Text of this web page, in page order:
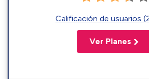
Calificación de usuarios
Ver Planes